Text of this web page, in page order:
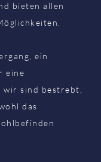
bieten allen
ein
eine
sind bestrebt,
das